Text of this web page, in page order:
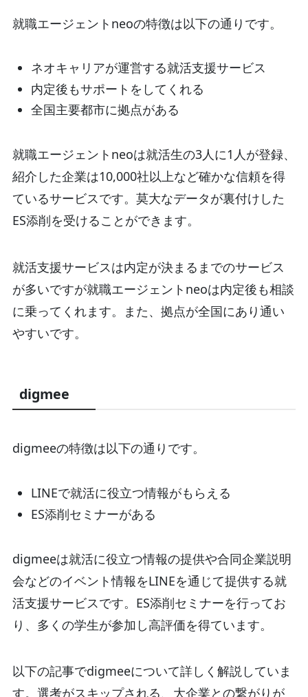
就職エージェントneoの特徴は以下の通りです。
ネオキャリアが運営する就活支援サービス
内定後もサポートをしてくれる
全国主要都市に拠点がある
就職エージェントneoは就活生の3人に1人が登録、
紹介した企業は10,000社以上など確かな信頼を得
ているサービスです。莫大なデータが裏付けした
ES添削を受けることができます。
就活支援サービスは内定が決まるまでのサービス
が多いですが就職エージェントneoは内定後も相談
に乗ってくれます。また、拠点が全国にあり通い
やすいです。
digmee
digmeeの特徴は以下の通りです。
LINEで就活に役立つ情報がもらえる
ES添削セミナーがある
digmeeは就活に役立つ情報の提供や合同企業説明
会などのイベント情報をLINEを通じて提供する就
活支援サービスです。ES添削セミナーを行ってお
り、多くの学生が参加し高評価を得ています。
以下の記事でdigmeeについて詳しく解説していま
す。選考がスキップされる、大企業との繋がりが